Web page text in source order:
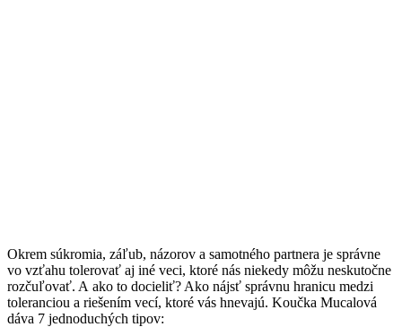
Okrem súkromia, záľub, názorov a samotného partnera je správne
vo vzťahu tolerovať aj iné veci, ktoré nás niekedy môžu neskutočne
rozčuľovať. A ako to docieliť? Ako nájsť správnu hranicu medzi
toleranciou a riešením vecí, ktoré vás hnevajú. Koučka Mucalová
dáva 7 jednoduchých tipov: